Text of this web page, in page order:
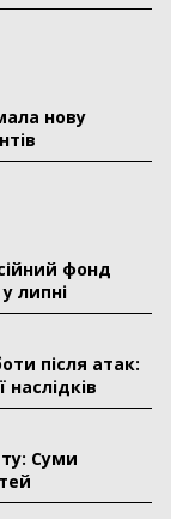
нову
фонд
липні
після атак:
наслідків
Суми